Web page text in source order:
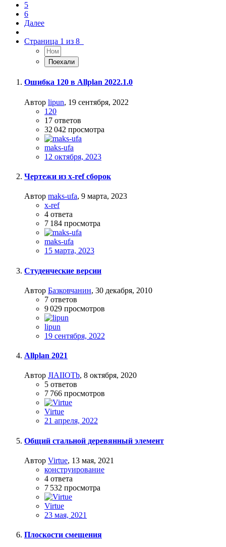
5
6
Далее
Страница 1 из 8
Ошибка 120 в Allplan 2022.1.0
Автор lipun, 19 сентября, 2022
120
17 ответов
32 042 просмотра
maks-ufa
12 октября, 2023
Чертежи из x-ref сборок
Автор maks-ufa, 9 марта, 2023
x-ref
4 ответа
7 184 просмотра
maks-ufa
15 марта, 2023
Студенческие версии
Автор Базковчанин, 30 декабря, 2010
7 ответов
9 029 просмотров
lipun
19 сентября, 2022
Allplan 2021
Автор JIAIIOTb, 8 октября, 2020
5 ответов
7 766 просмотров
Virtue
21 апреля, 2022
Общий стальной деревянный элемент
Автор Virtue, 13 мая, 2021
конструирование
4 ответа
7 532 просмотра
Virtue
23 мая, 2021
Плоскости смещения